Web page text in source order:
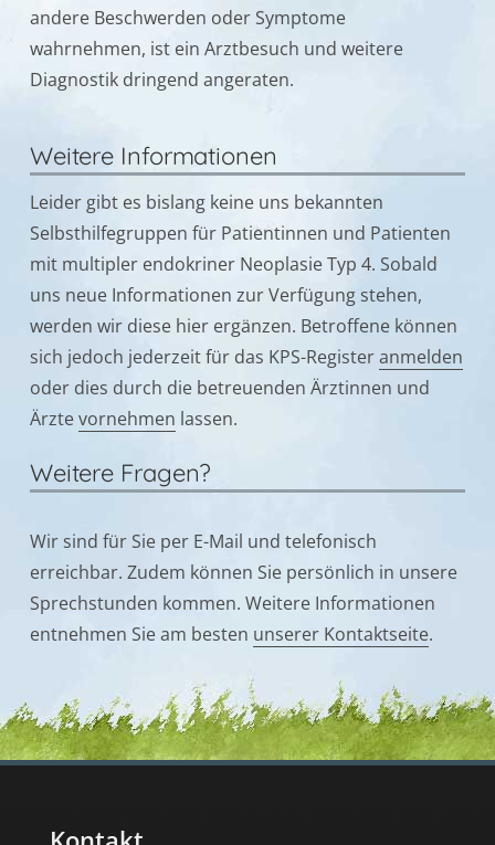
andere Beschwerden oder Symptome
wahrnehmen, ist ein Arztbesuch und weitere
Diagnostik dringend angeraten.
Weitere Informationen
Leider gibt es bislang keine uns bekannten
Selbsthilfegruppen für Patientinnen und Patienten
mit multipler endokriner Neoplasie Typ 4. Sobald
uns neue Informationen zur Verfügung stehen,
werden wir diese hier ergänzen. Betroffene können
sich jedoch jederzeit für das KPS-Registeranmelden
oder dies durch die betreuenden Ärztinnen und
Ärztevornehmen lassen.
Weitere Fragen?
Wir sind für Sie per E-Mail und telefonisch
erreichbar. Zudem können Sie persönlich in unsere
Sprechstunden kommen. Weitere Informationen
entnehmen Sie am besten unserer Kontaktseite.